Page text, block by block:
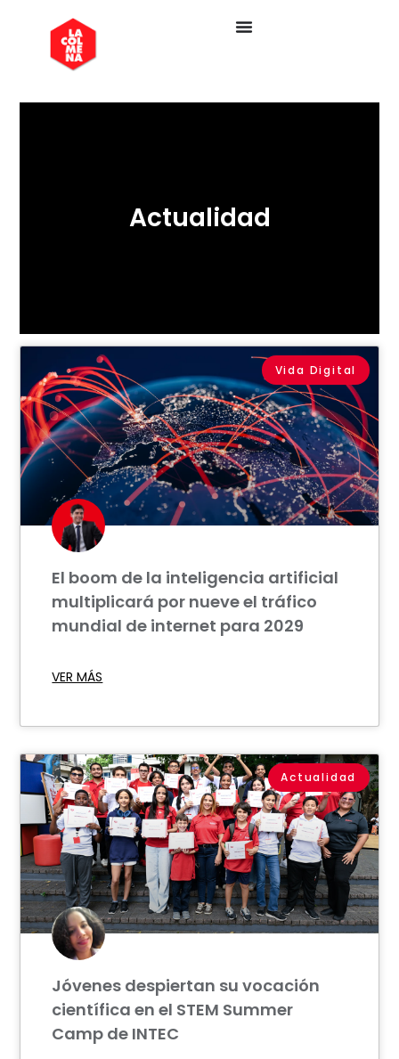
Actualidad
Vida Digital
El boom de la inteligencia artificial
multiplicará por nueve el tráfico
mundial de internet para 2029
VER MÁS
Actualidad
Jóvenes despiertan su vocación
científica en el STEM Summer
Camp de INTEC